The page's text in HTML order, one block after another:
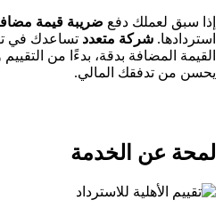
إذا سبق لعملك دفع ضريبة قيمة
استردادها. شركة متعدد تساعدك في
القيمة المضافة بدقة، بدءًا من
يحسن من تدفقك المالي.
لمحة عن الخدمة